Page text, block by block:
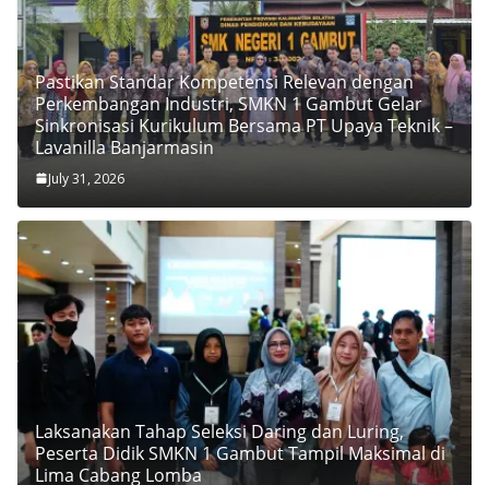
Pastikan Standar Kompetensi Relevan dengan
Perkembangan Industri, SMKN 1 Gambut Gelar
Sinkronisasi Kurikulum Bersama PT Upaya Teknik –
Lavanilla Banjarmasin
July 31, 2026
Laksanakan Tahap Seleksi Daring dan Luring,
Peserta Didik SMKN 1 Gambut Tampil Maksimal di
Lima Cabang Lomba